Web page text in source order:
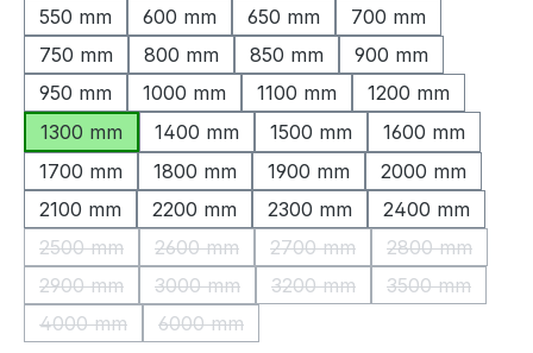
550 mm
600 mm 650 mm
700 mm
750 mm
800 mm 850 mm
900 mm
950 mm
1000 mm 1100 mm
1200 mm
1300 mm
1400 mm 1500 mm
1600 mm
1700 mm
1800 mm 1900 mm
2000 mm
2100 mm
2200 mm 2300 mm
2400 mm
2500 mm
(Diese Option ist zurzeit nicht verfügbar.)
2600 mm
(Diese Option ist zurzeit nicht verfügbar.)
2700 mm
(Diese Option ist zurzeit
2800 mm
(Diese
2900 mm
(Diese Option ist zurzeit nicht verfügbar.)
3000 mm
(Diese Option ist zurzeit nicht verfügbar.)
3200 mm
(Diese Option ist zurzeit
3500 mm
(Diese
4000 mm
(Diese Option ist zurzeit nicht verfügbar.)
6000 mm
(Diese Option ist zurzeit nicht verfügbar.)